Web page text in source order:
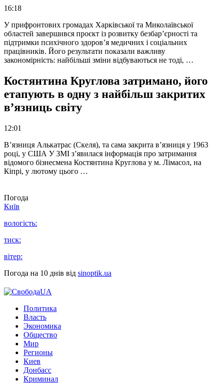
16:18
У прифронтових громадах Харківської та Миколаївської
областей завершився проєкт із розвитку безбар’єрності та
підтримки психічного здоров’я медичних і соціальних
працівників. Його результати показали важливу
закономірність: найбільші зміни відбуваються не тоді, …
Костянтина Круглова затримано, його
етапують в одну з найбільш закритих
в’язниць світу
12:01
В’язниця Алькатрас (Скеля), та сама закрита в’язниця у 1963
році, у США У ЗМІ з’явилася інформація про затримання
відомого бізнесмена Костянтина Круглова у м. Лімасол, на
Кіпрі, у лютому цього …
Погода
Київ
вологість:
тиск:
вітер:
Погода на 10 днів від sinoptik.ua
Политика
Власть
Экономика
Общество
Мир
Регионы
Киев
Донбасс
Криминал